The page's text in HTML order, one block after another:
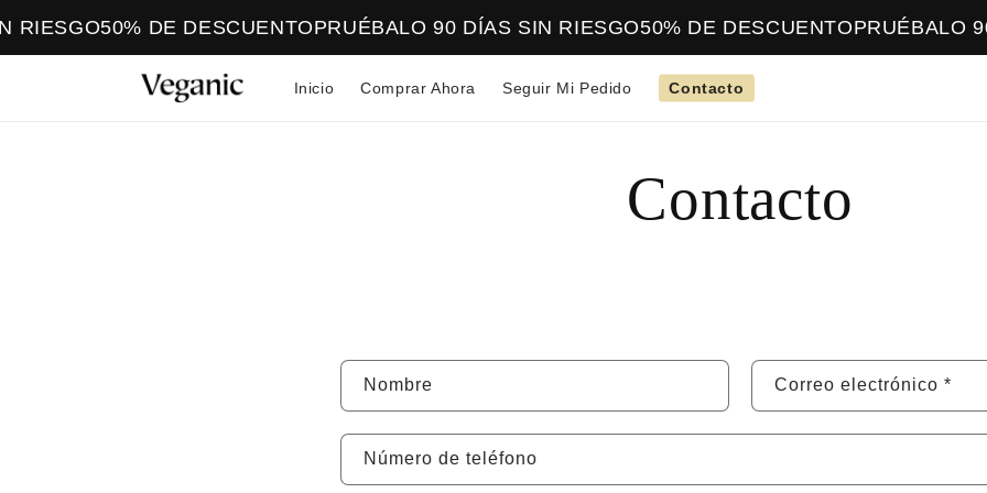
directamente
RIESGO50% DE DESCUENTOPRUÉBALO 90 DÍAS SIN RIESGO50% DE DESCUENTOPRUÉBALO
Inicio Comprar Ahora Seguir Mi Pedido Contacto
Contacto
F
o
Nombre Correo electrónico *
Número de teléfono